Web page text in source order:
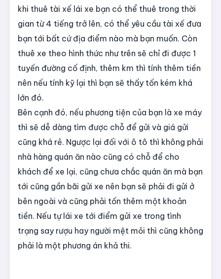
khi thuê tài xế lái xe bạn có thể thuê trong thời
gian từ 4 tiếng trở lên, có thể yêu cầu tài xế đưa
bạn tới bất cứ địa điểm nào mà bạn muốn. Còn
thuê xe theo hình thức như trên sẽ chỉ đi được 1
tuyến đường cố định, thêm km thì tính thêm tiền
nên nếu tính kỹ lại thì bạn sẽ thấy tốn kém khá
lớn đó.
Bên cạnh đó, nếu phương tiện của bạn là xe máy
thì sẽ dễ dàng tìm được chỗ để gửi và giá gửi
cũng khá rẻ. Ngược lại đối với ô tô thì không phải
nhà hàng quán ăn nào cũng có chỗ để cho
khách để xe lại, cũng chưa chắc quán ăn mà bạn
tới cũng gần bãi gửi xe nên bạn sẽ phải đi gửi ở
bên ngoài và cũng phải tốn thêm một khoản
tiền. Nếu tự lái xe tới điểm gửi xe trong tình
trạng say rượu hay người mệt mỏi thì cũng không
phải là một phương án khả thi.